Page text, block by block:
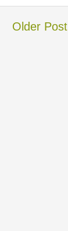
Older Post